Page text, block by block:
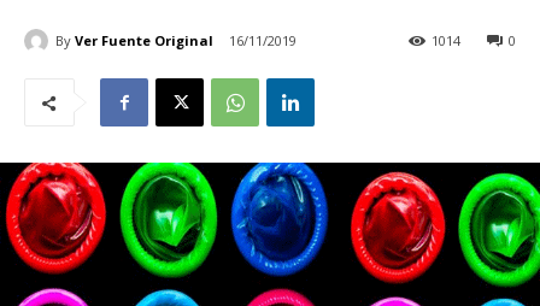
By Ver Fuente Original 16/11/2019 0
1014